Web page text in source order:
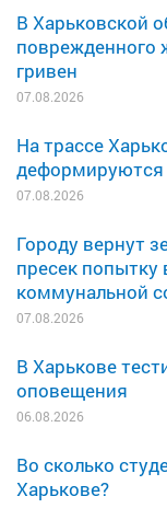
В Харьковской
поврежденного
гривен
07.08.2026
На трассе
деформируются
07.08.2026
Городу вернут
пресек попытку
коммунальной
07.08.2026
В Харькове
оповещения
06.08.2026
Во сколько
Харькове?